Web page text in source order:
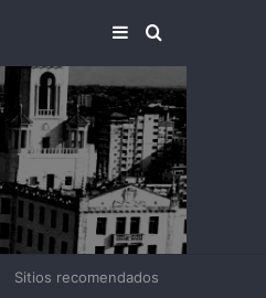
BARRA LATERAL
BUSCAR
Sitios recomendados